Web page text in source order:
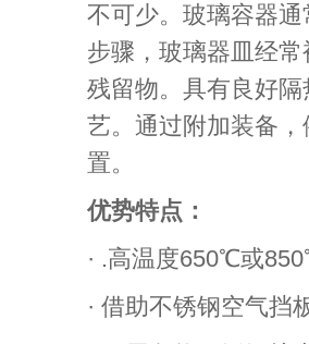
不可少。玻璃容器
步骤，玻璃器皿经
残留物。具有良好
艺。通过附加装备
置。
优势特点：
· .高温度650℃或
· 借助不锈钢空气挡